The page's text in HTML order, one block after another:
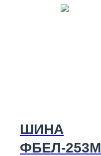
ШИНА
ФБЕЛ-253M